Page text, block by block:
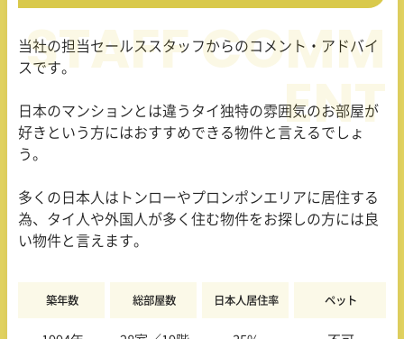
当社の担当セールススタッフからのコメント・アドバイ
スです。
日本のマンションとは違うタイ独特の雰囲気のお部屋が
好きという方にはおすすめできる物件と言えるでしょ
う。
多くの日本人はトンローやプロンポンエリアに居住する
為、タイ人や外国人が多く住む物件をお探しの方には良
い物件と言えます。
築年数 総部屋数 日本人居住率 ペット